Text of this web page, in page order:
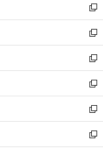
く
で
開
く
ド
ウ
で
開
く
ィ
ン
ド
ウ
で
開
く
い
ウ
ィ
ン
ド
ウ
で
開
く
新
し
い
ウ
ィ
ン
ド
ウ
で
開
く
新
し
い
ウ
ィ
ン
ド
ウ
で
開
新
し
い
ウ
ィ
ン
ド
ウ
新
し
い
ウ
ィ
ン
新
し
い
ウ
新
し